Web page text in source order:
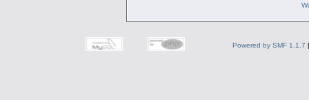
Powered by SMF 1.1.7